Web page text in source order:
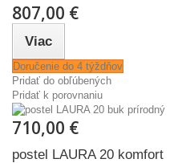
807,00 €
Viac
Doručenie do 4 týždňov
Pridať do obľúbených
Pridať k porovnaniu
710,00 €
postel LAURA 20 komfort